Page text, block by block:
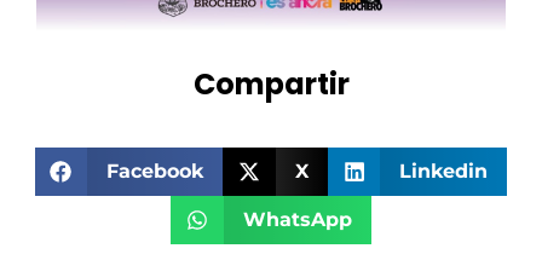
Compartir
Facebook X Linkedin
WhatsApp